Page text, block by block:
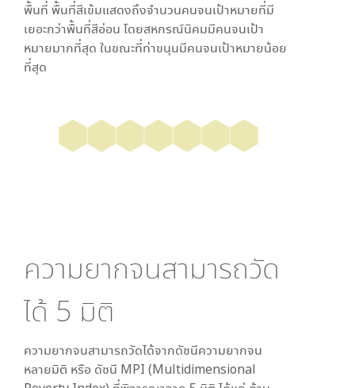
พื้นที่ พื้นที่สีเข้มแสดงถึงจำนวนคนจนเป้าหมายที่มี
เยอะกว่าพื้นที่สีอ่อน โดยสหกรณ์นิคมมีคนจนเป้า
หมายมากที่สุด ในขณะที่ท่าขนุนมีคนจนเป้าหมายน้อย
ที่สุด
ความยากจนสามารถวัด
ได้ 5 มิติ
ความยากจนสามารถวัดได้จากดัชนีความยากจน
หลายมิติ หรือ ดัชนี MPI (Multidimensional